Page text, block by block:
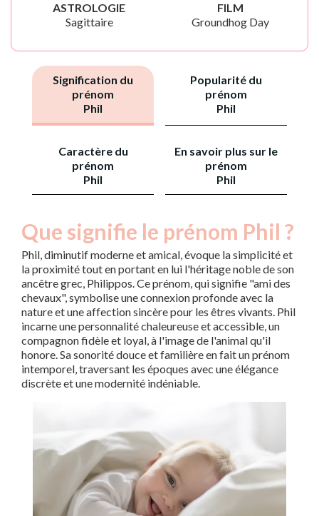
ASTROLOGIE
Sagittaire
FILM
Groundhog Day
Signification du
prénom
Phil
Popularité du
prénom
Phil
Caractère du
prénom
Phil
En savoir plus sur le
prénom
Phil
Que signifie le prénom Phil ?
Phil, diminutif moderne et amical, évoque la simplicité et
la proximité tout en portant en lui l'héritage noble de son
ancêtre grec, Philippos. Ce prénom, qui signifie "ami des
chevaux", symbolise une connexion profonde avec la
nature et une affection sincère pour les êtres vivants. Phil
incarne une personnalité chaleureuse et accessible, un
compagnon fidèle et loyal, à l'image de l'animal qu'il
honore. Sa sonorité douce et familière en fait un prénom
intemporel, traversant les époques avec une élégance
discrète et une modernité indéniable.